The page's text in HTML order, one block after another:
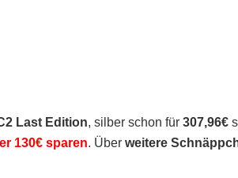
Last Edition, silber schon für 307,96€
130€ sparen. Über weitere